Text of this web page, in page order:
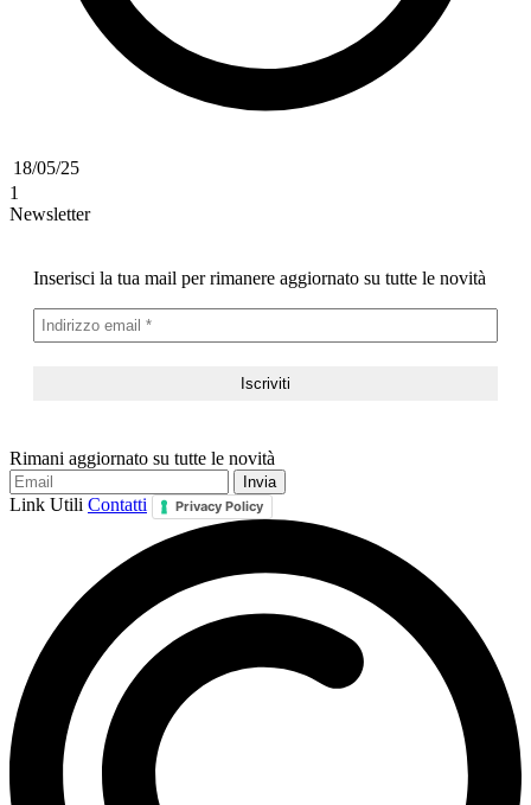
18/05/25
1
Newsletter
Inserisci la tua mail per rimanere aggiornato su tutte le novità
Rimani aggiornato su tutte le novità
Link Utili Contatti Privacy Policy